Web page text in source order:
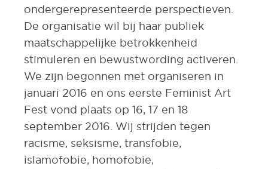
ondergerepresenteerde perspectieven.
De organisatie wil bij haar publiek
maatschappelijke betrokkenheid
stimuleren en bewustwording activeren.
We zijn begonnen met organiseren in
januari 2016 en ons eerste Feminist Art
Fest vond plaats op 16, 17 en 18
september 2016. Wij strijden tegen
racisme, seksisme, transfobie,
islamofobie, homofobie,